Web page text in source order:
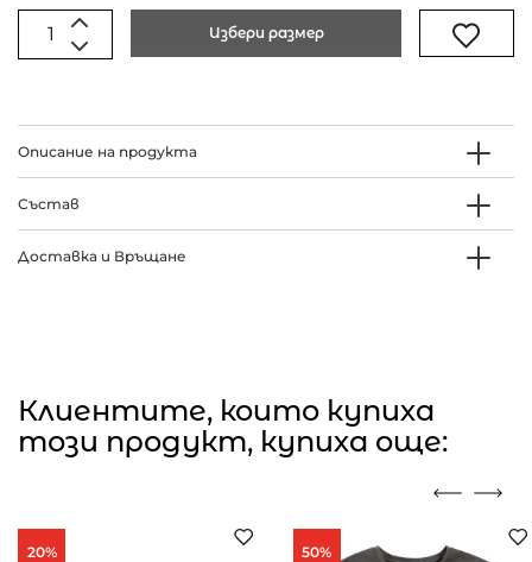
Избери размер
Описание на продукта
Състав
Доставка и Връщане
Клиентите, които купиха
този продукт, купиха още:
20% 50%